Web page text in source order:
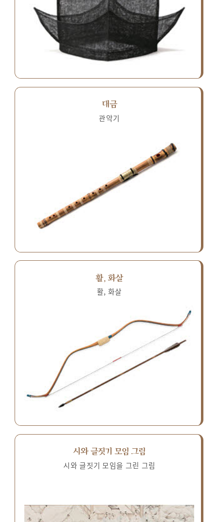
대금
관악기
활, 화살
활, 화살
시와 글짓기 모임 그림
시와 글짓기 모임을 그린 그림